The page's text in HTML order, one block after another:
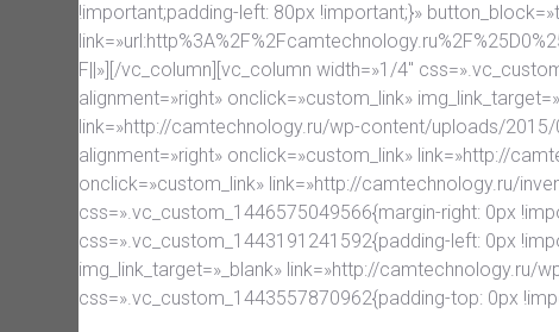
!important;padding-left: 80px !important;}»
F||»][/vc_column][vc_column width=»1/4″
alignment=»right» onclick=»custom_link»
link=»http://camtechnology.ru/wp-content/uploads/2015/
alignment=»right» onclick=»custom_link» link=»http://
onclick=»custom_link» link=»http://camtechnology.ru/
css=».vc_custom_1446575049566{margin-right: 0px
css=».vc_custom_1443191241592{padding-left: 0px
img_link_target=»_blank» link=»http://
css=».vc_custom_1443557870962{padding-top: 0px